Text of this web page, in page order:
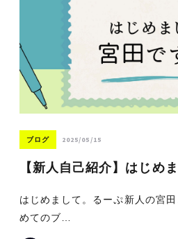
ブログ 2025/05/15
【新人自己紹介】はじめ
はじめまして。るーぷ新人の宮
めてのブ…